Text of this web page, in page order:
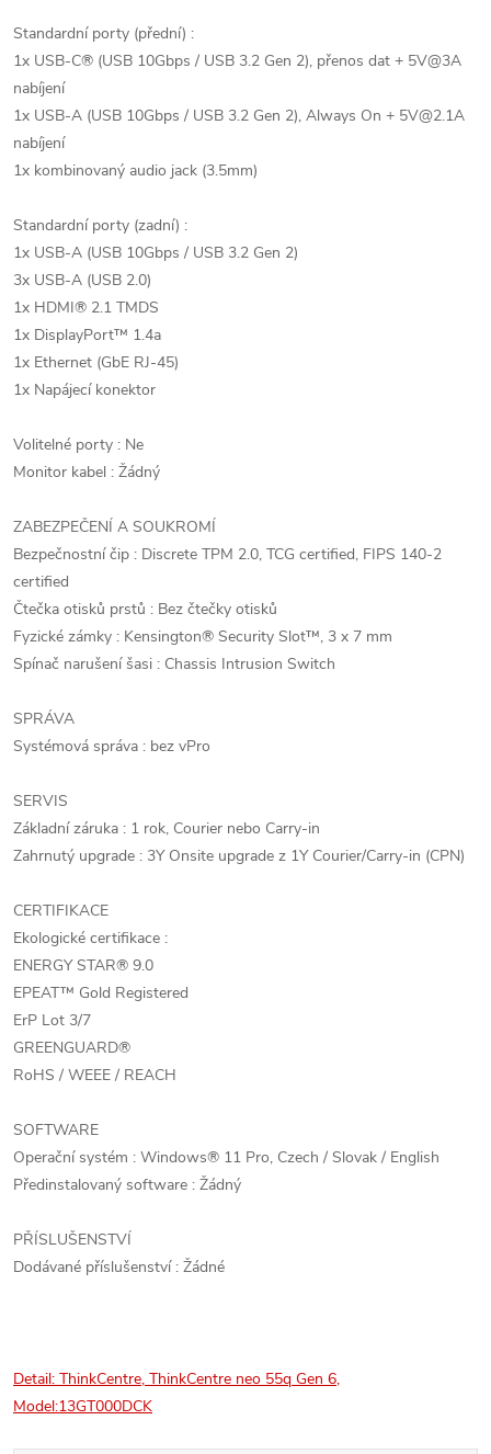
Standardní porty (přední) :
1x USB-C® (USB 10Gbps / USB 3.2 Gen 2), přenos dat + 5V@3A
nabíjení
1x USB-A (USB 10Gbps / USB 3.2 Gen 2), Always On + 5V@2.1A
nabíjení
1x kombinovaný audio jack (3.5mm)
Standardní porty (zadní) :
1x USB-A (USB 10Gbps / USB 3.2 Gen 2)
3x USB-A (USB 2.0)
1x HDMI® 2.1 TMDS
1x DisplayPort™ 1.4a
1x Ethernet (GbE RJ-45)
1x Napájecí konektor
Volitelné porty : Ne
Monitor kabel : Žádný
ZABEZPEČENÍ A SOUKROMÍ
Bezpečnostní čip : Discrete TPM 2.0, TCG certified, FIPS 140-2
certified
Čtečka otisků prstů : Bez čtečky otisků
Fyzické zámky : Kensington® Security Slot™, 3 x 7 mm
Spínač narušení šasi : Chassis Intrusion Switch
SPRÁVA
Systémová správa : bez vPro
SERVIS
Základní záruka : 1 rok, Courier nebo Carry-in
Zahrnutý upgrade : 3Y Onsite upgrade z 1Y Courier/Carry-in (CPN)
CERTIFIKACE
Ekologické certifikace :
ENERGY STAR® 9.0
EPEAT™ Gold Registered
ErP Lot 3/7
GREENGUARD®
RoHS / WEEE / REACH
SOFTWARE
Operační systém : Windows® 11 Pro, Czech / Slovak / English
Předinstalovaný software : Žádný
PŘÍSLUŠENSTVÍ
Dodávané příslušenství : Žádné
Detail: ThinkCentre, ThinkCentre neo 55q Gen 6,
Model:13GT000DCK